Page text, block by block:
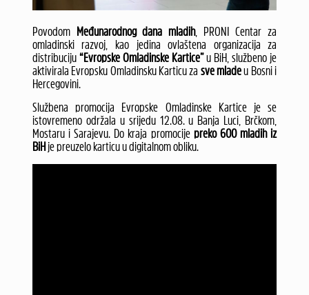
Povodom Međunarodnog dana mladih, PRONI Centar za
omladinski razvoj, kao jedina ovlaštena organizacija za
distribuciju “Evropske Omladinske Kartice”u BiH, službeno je
aktivirala Evropsku Omladinsku Karticu za sve mladeu Bosni i
Hercegovini.
Službena promocija Evropske Omladinske Kartice je se
istovremeno održala u srijedu 12.08. u Banja Luci, Brčkom,
Mostaru i Sarajevu. Do kraja promocije preko 600 mladih iz
BiH je preuzelo karticu u digitalnom obliku.